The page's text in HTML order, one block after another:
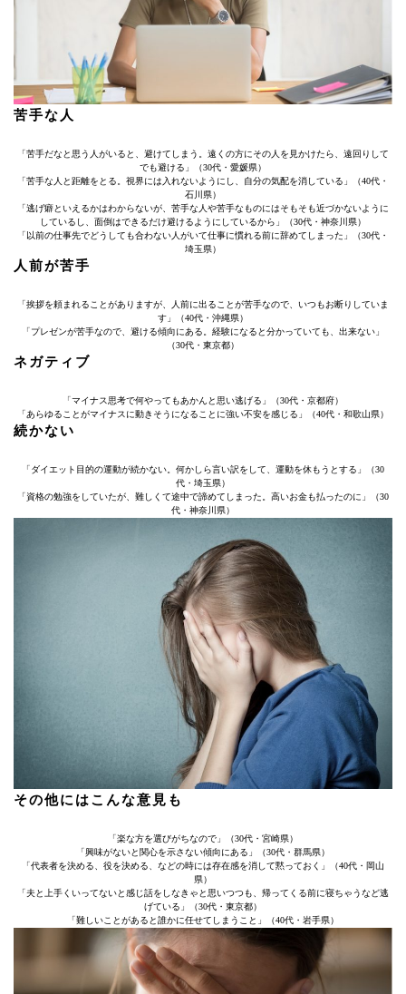
苦手な人
「苦手だなと思う人がいると、避けてしまう。遠くの方にその人を見かけたら、遠回りして
でも避ける」（30代・愛媛県）
「苦手な人と距離をとる。視界には入れないようにし、自分の気配を消している」（40代・
石川県）
「逃げ癖といえるかはわからないが、苦手な人や苦手なものにはそもそも近づかないように
しているし、面倒はできるだけ避けるようにしているから」（30代・神奈川県）
「以前の仕事先でどうしても合わない人がいて仕事に慣れる前に辞めてしまった」（30代・
埼玉県）
人前が苦手
「挨拶を頼まれることがありますが、人前に出ることが苦手なので、いつもお断りしていま
す」（40代・沖縄県）
「プレゼンが苦手なので、避ける傾向にある。経験になると分かっていても、出来ない」
（30代・東京都）
ネガティブ
「マイナス思考で何やってもあかんと思い逃げる」（30代・京都府）
「あらゆることがマイナスに動きそうになることに強い不安を感じる」（40代・和歌山県）
続かない
「ダイエット目的の運動が続かない。何かしら言い訳をして、運動を休もうとする」（30
代・埼玉県）
「資格の勉強をしていたが、難しくて途中で諦めてしまった。高いお金も払ったのに」（30
代・神奈川県）
その他にはこんな意見も
「楽な方を選びがちなので」（30代・宮崎県）
「興味がないと関心を示さない傾向にある」（30代・群馬県）
「代表者を決める、役を決める、などの時には存在感を消して黙っておく」（40代・岡山
県）
「夫と上手くいってないと感じ話をしなきゃと思いつつも、帰ってくる前に寝ちゃうなど逃
げている」（30代・東京都）
「難しいことがあると誰かに任せてしまうこと」（40代・岩手県）